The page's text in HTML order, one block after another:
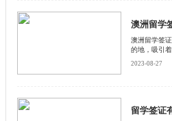
澳洲留学
澳洲留学签
的地，吸引
2023-08-27
留学签证